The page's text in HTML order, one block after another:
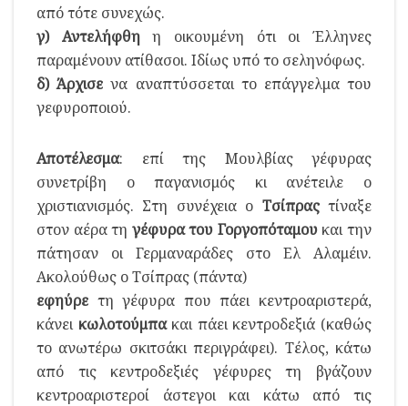
από τότε συνεχώς.
γ) Αντελήφθηη οικουμένη ότι οι Έλληνες
παραμένουν ατίθασοι. Ιδίως υπό το σεληνόφως.
δ) Άρχισε να αναπτύσσεται το επάγγελμα του
γεφυροποιού.
Αποτέλεσμα: επί της Μουλβίας γέφυρας
συνετρίβη ο παγανισμός κι ανέτειλε ο
χριστιανισμός. Στη συνέχεια ο Τσίπραςτίναξε
στον αέρα τη γέφυρα του Γοργοπόταμουκαι την
πάτησαν οι Γερμαναράδες στο Ελ Αλαμέιν.
Ακολούθως ο Τσίπρας (πάντα)
εφηύρε τη γέφυρα που πάει κεντροαριστερά,
κάνει κωλοτούμπακαι πάει κεντροδεξιά (καθώς
το ανωτέρω σκιτσάκι περιγράφει). Τέλος, κάτω
από τις κεντροδεξιές γέφυρες τη βγάζουν
κεντροαριστεροί άστεγοι και κάτω από τις